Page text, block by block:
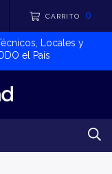
CARRITO 0
Locales y
el País